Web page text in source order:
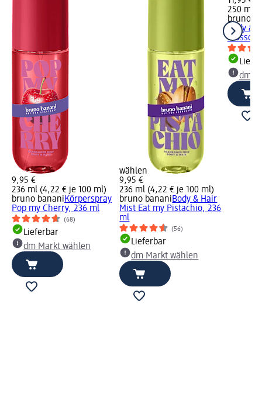
9,95 €
236 ml (4,22 € je 100 ml)
bruno bananiKörperspray
Pop my Cherry, 236 ml
(68)
Lieferbar
dm Markt wählen
wählen
9,95 €
236 ml (4,22 € je 100 ml)
bruno bananiBody & Hair
Mist Eat my Pistachio, 236
ml
(56)
Lieferbar
dm Markt wählen
250 ml
bruno
Body &
dm